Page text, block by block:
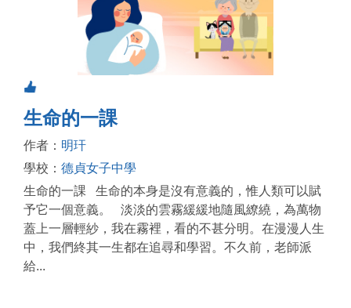
生命的一課
作者： 明玕
學校： 德貞女子中學
生命的一課 生命的本身是沒有意義的，惟人類可以賦
予它一個意義。 淡淡的雲霧緩緩地隨風繚繞，為萬物
蓋上一層輕紗，我在霧裡，看的不甚分明。在漫漫人生
中，我們終其一生都在追尋和學習。不久前，老師派
給...